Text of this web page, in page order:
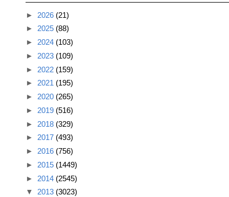
► 2026 (21)
► 2025 (88)
► 2024 (103)
► 2023 (109)
► 2022 (159)
► 2021 (195)
► 2020 (265)
► 2019 (516)
► 2018 (329)
► 2017 (493)
► 2016 (756)
► 2015 (1449)
► 2014 (2545)
▼ 2013 (3023)